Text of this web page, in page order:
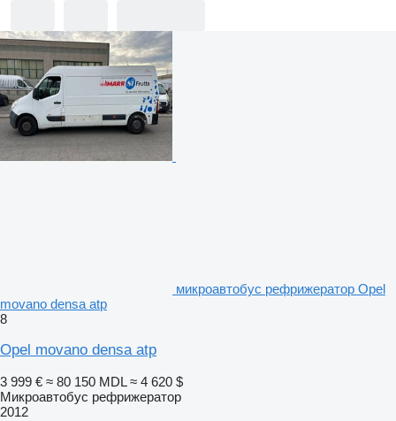
микроавтобус рефрижератор Opel
movano densa atp
8
Opel movano densa atp
3 999 € ≈ 80 150 MDL ≈ 4 620 $
Микроавтобус рефрижератор
2012